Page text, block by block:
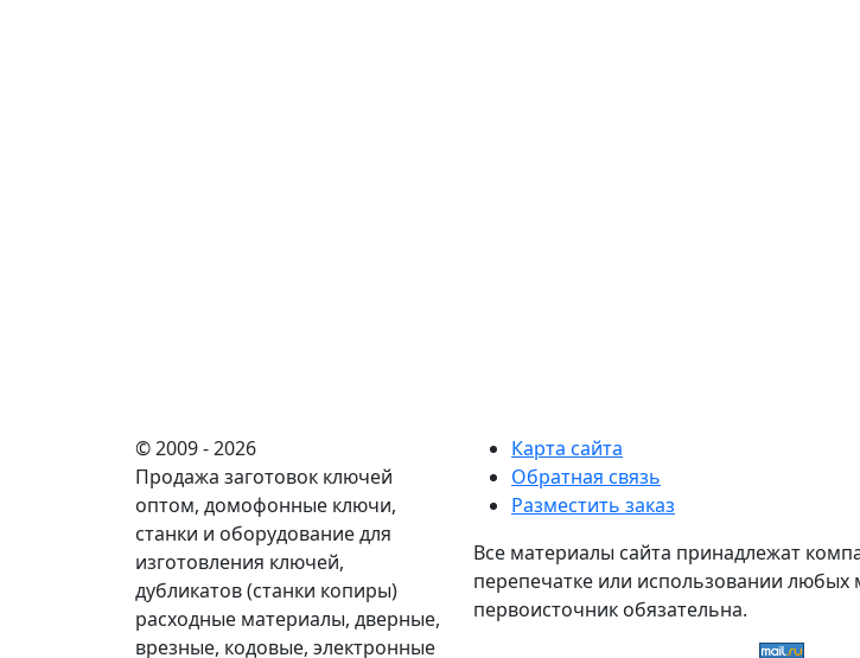
© 2009 - 2026
Продажа заготовок ключей
оптом, домофонные ключи,
станки и оборудование для
изготовления ключей,
дубликатов (станки копиры)
расходные материалы, дверные,
врезные, кодовые, электронные
Карта сайта
Обратная связь
Разместить заказ
Все материалы сайта принадлежат
перепечатке или использовании любых
первоисточник обязательна.